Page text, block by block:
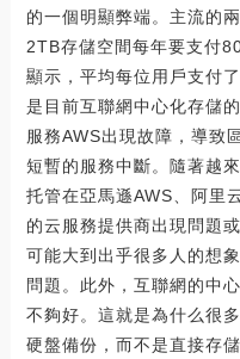
的一個明顯弊端。主流的
2TB存儲空間每年要支付
顯示，平均每位用戶支付
是目前互聯網中心化存儲
服務AWS出現故障，導致
短暫的服務中斷。隨著越
托管在亞馬遜AWS、阿里
的云服務提供商出現問題
可能大到出乎很多人的想
問題。此外，互聯網的中
不夠好。這就是為什么很
硬盤備份，而不是直接存